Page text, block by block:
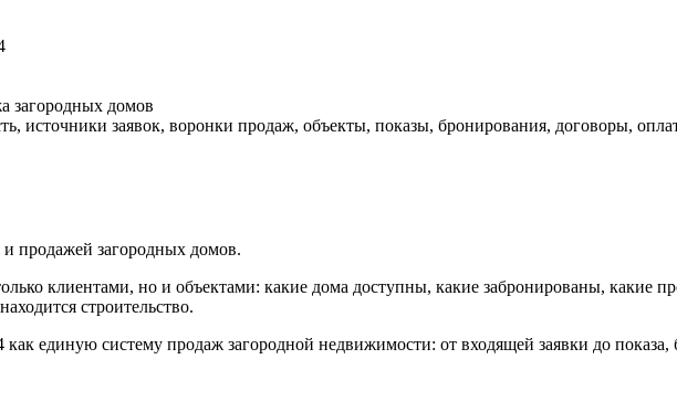
загородных домов
источники заявок, воронки продаж, объекты, показы, бронирования, договоры,
и продажей загородных домов.
клиентами, но и объектами: какие дома доступны, какие забронированы, какие
строительство.
как единую систему продаж загородной недвижимости: от входящей заявки до